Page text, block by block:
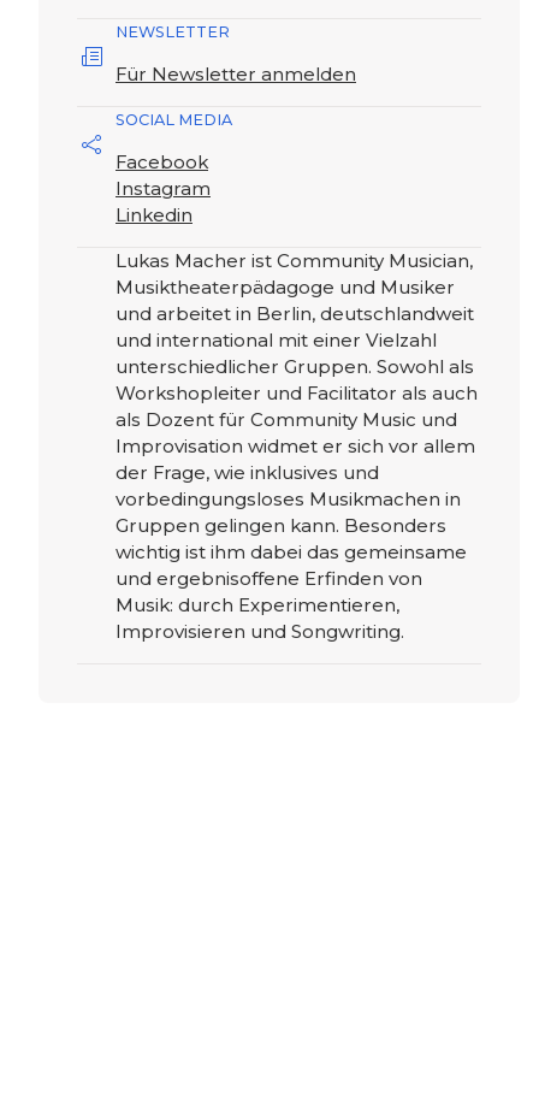
NEWSLETTER
Für Newsletter anmelden
SOCIAL MEDIA
Facebook
Instagram
Linkedin
Lukas Macher ist Community Musician,
Musiktheaterpädagoge und Musiker
und arbeitet in Berlin, deutschlandweit
und international mit einer Vielzahl
unterschiedlicher Gruppen. Sowohl als
Workshopleiter und Facilitator als auch
als Dozent für Community Music und
Improvisation widmet er sich vor allem
der Frage, wie inklusives und
vorbedingungsloses Musikmachen in
Gruppen gelingen kann. Besonders
wichtig ist ihm dabei das gemeinsame
und ergebnisoffene Erfinden von
Musik: durch Experimentieren,
Improvisieren und Songwriting.